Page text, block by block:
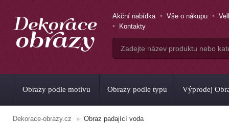
Akční nabídka Vše o nákupu
Kontakty
Obrazy podle motivu Obrazy podle typu Výprodej
Dekorace-obrazy.cz Obraz padající voda